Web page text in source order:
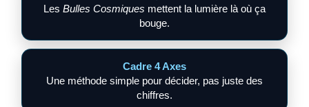
Les Bulles Cosmiques mettent la lumière là où ça
bouge.
Cadre 4 Axes
Une méthode simple pour décider, pas juste des
chiffres.